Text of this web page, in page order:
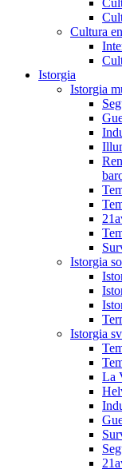
Cultura
Istorgia
Istorgia
Istorgia
Istorgia
La